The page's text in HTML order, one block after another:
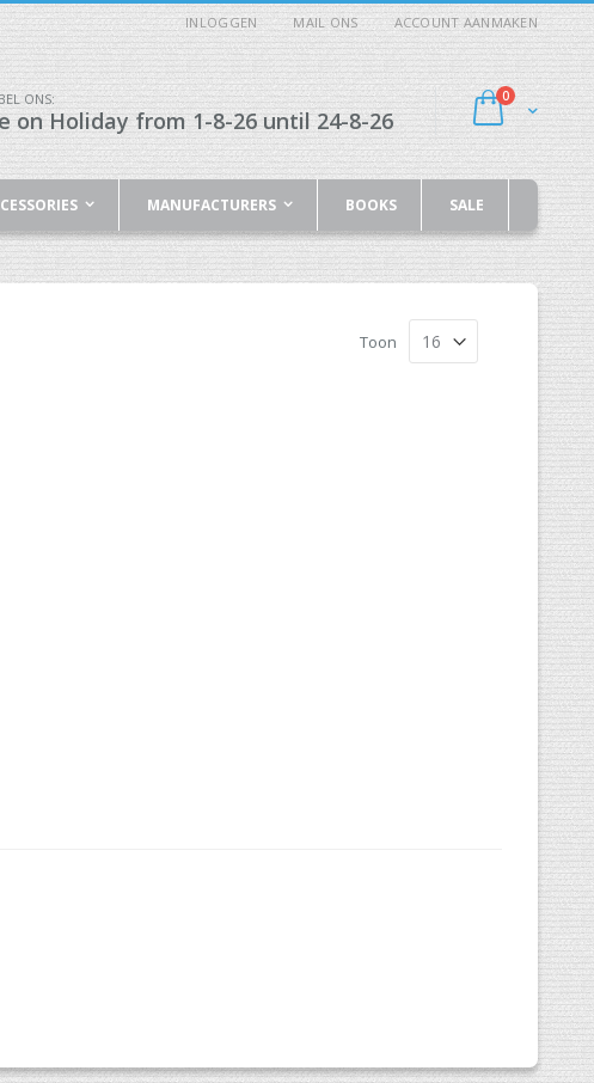
INLOGGEN MAIL ONS ACCOUNT AANMAKEN
Cart
0producten
ONS:
on Holiday from 1-8-26 until 24-8-26
MANUFACTURERS BOOKS SALE
Toon